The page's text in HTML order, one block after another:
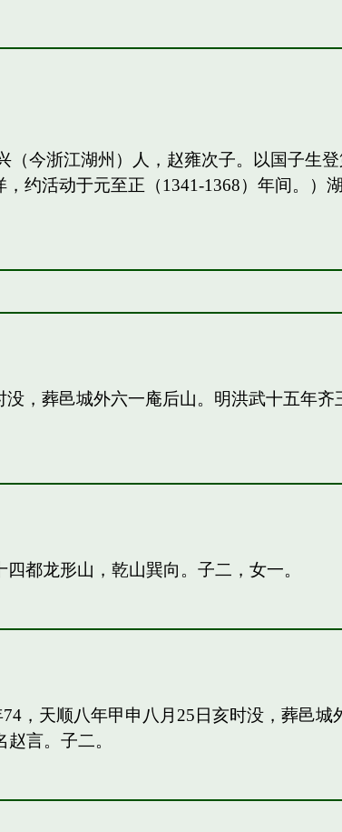
今浙江湖州）人，赵雍次子。以国子生
约活动于元至正（1341-1368）年间。）
，葬邑城外六一庵后山。明洪武十五年
都龙形山，乾山巽向。子二，女一。
，天顺八年甲申八月25日亥时没，葬邑城
言。子二。